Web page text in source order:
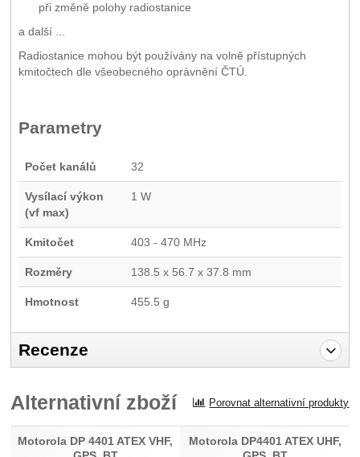
při změně polohy radiostanice
a další ...
Radiostanice mohou být používány na volně přístupných
kmitočtech dle všeobecného oprávnění ČTÚ.
Parametry
Počet kanálů 32
Vysílací výkon
(vf max)
1 W
Kmitočet 403 - 470 MHz
Rozměry 138.5 x 56.7 x 37.8 mm
Hmotnost 455.5 g
Recenze
Recenze
Nebyla přidána žádná recenze.
Alternativní zboží Porovnat alternativní produkty
Motorola DP 4401 ATEX VHF,
Motorola DP4401 ATEX UHF,